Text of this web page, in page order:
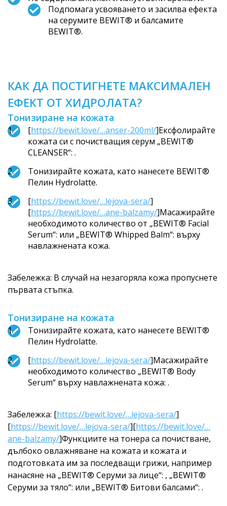
Подпомага усвояването и засилва ефекта
на серумите BEWIT® и балсамите
BEWIT®.
КАК ДА ПОСТИГНЕТЕ МАКСИМАЛЕН
ЕФЕКТ ОТ ХИДРОЛАТА?
Тонизиране на кожата
[https://bewit.love/…anser-200ml/]Ексфолирайте
кожата си с почистващия серум „BEWIT®
CLEANSER“: .
Тонизирайте кожата, като нанесете BEWIT®
Пелин Hydrolatte.
[https://bewit.love/…lejova-sera/]
[https://bewit.love/…ane-balzamy/]Масажирайте
необходимото количество от „BEWIT® Facial
Serum“: или „BEWIT® Whipped Balm“: върху
навлажнената кожа.
Забележка: В случай на незагоряла кожа пропуснете
първата стъпка.
Тонизиране на кожата
Тонизирайте кожата, като нанесете BEWIT®
Пелин Hydrolatte.
[https://bewit.love/…lejova-sera/]Масажирайте
необходимото количество „BEWIT® Body
Serum“ върху навлажнената кожа: .
Забележка: [https://bewit.love/…lejova-sera/]
[https://bewit.love/…lejova-sera/][https://bewit.love/…
ane-balzamy/]Функциите на тонера са почистване,
дълбоко овлажняване на кожата и кожата и
подготовката им за последващи грижи, например
нанасяне на „BEWIT® Серуми за лице“: , „BEWIT®
Серуми за тяло“: или „BEWIT® Битови балсами“: .